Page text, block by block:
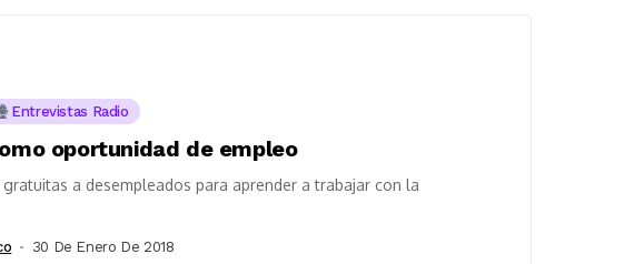
Entrevistas Radio
oportunidad de empleo
a desempleados para aprender a trabajar con la
30 De Enero De 2018